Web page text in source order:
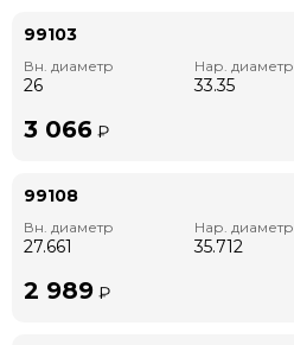
99103
Вн. диаметр
26
Нар. диаметр
33.35
3 066 ₽
99108
Вн. диаметр
27.661
Нар. диаметр
35.712
2 989 ₽